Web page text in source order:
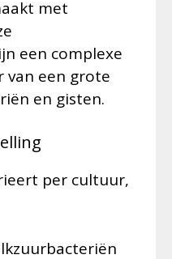
met
een complexe
van een grote
en gisten.
per cultuur,